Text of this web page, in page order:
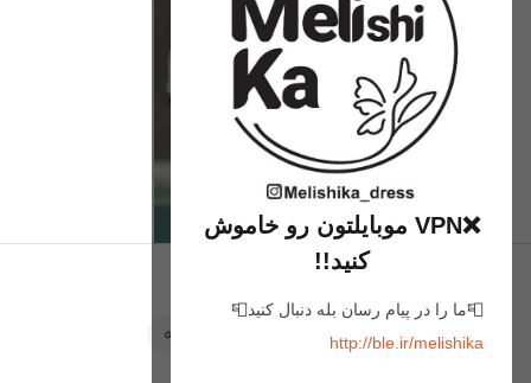
❌VPN موبایلتون رو خاموش
کنید!!
📮ما را در پیام رسان بله دنبال کنید📮
http://ble.ir/melishikaعلاقه‌مندی مقایسه